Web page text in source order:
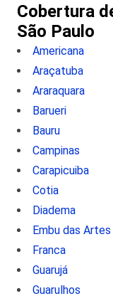
Cobertura
São Paulo
Americana
Araçatuba
Araraquara
Barueri
Bauru
Campinas
Carapicuiba
Cotia
Diadema
Embu das Artes
Franca
Guarujá
Guarulhos